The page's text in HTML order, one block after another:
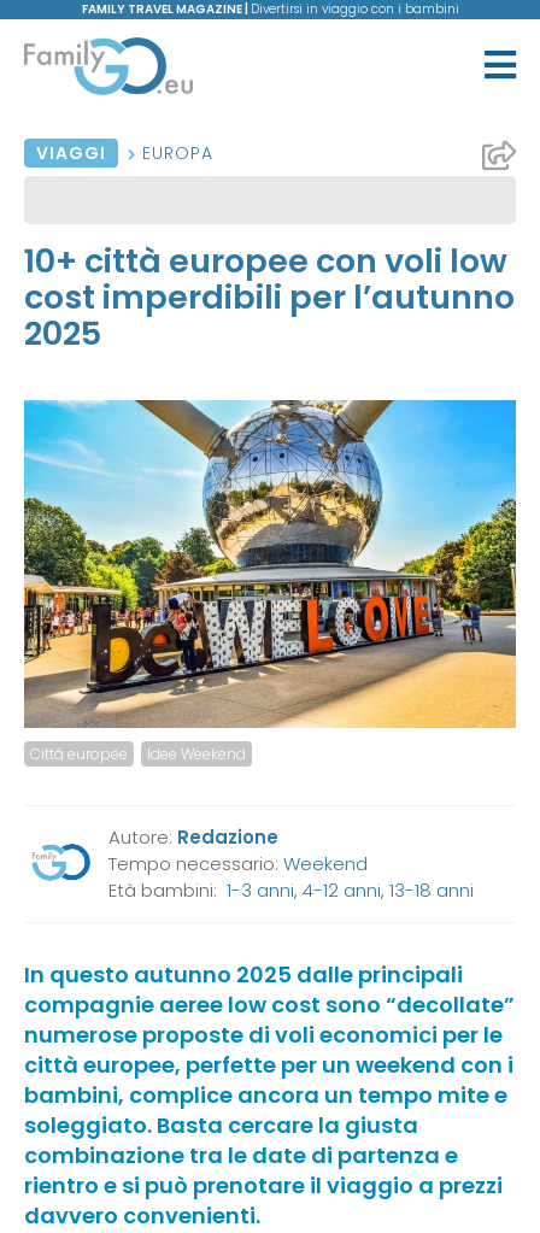
FAMILY TRAVEL MAGAZINE | Divertirsi in viaggio con i bambini
VIAGGI EUROPA
10+ città europee con voli low
cost imperdibili per l’autunno
2025
Città europee Idee Weekend
Autore: Redazione
Tempo necessario: Weekend
Età bambini: 1-3 anni, 4-12 anni, 13-18 anni
In questo autunno 2025 dalle principali
compagnie aeree low cost sono “decollate”
numerose proposte di voli economici per le
città europee, perfette per un weekend con i
bambini, complice ancora un tempo mite e
soleggiato. Basta cercare la giusta
combinazione tra le date di partenza e
rientro e si può prenotare il viaggio a prezzi
davvero convenienti.